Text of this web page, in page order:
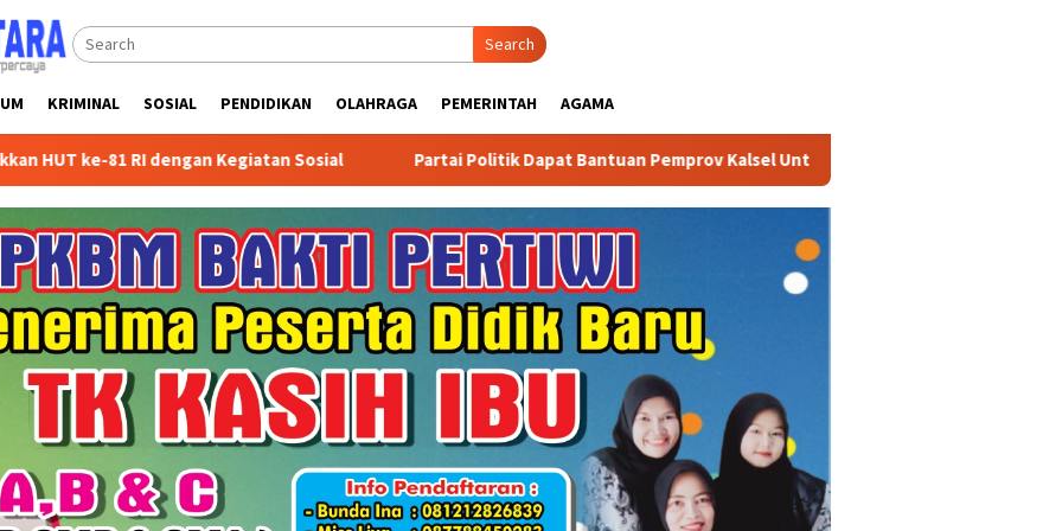
Search
KRIMINAL SOSIAL PENDIDIKAN OLAHRAGA PEMERINTAH AGAMA
Kegiatan Sosial Partai Politik Dapat Bantuan Pemprov Kalsel Untuk Memperkuat Kelembagaan dan Peningkatan